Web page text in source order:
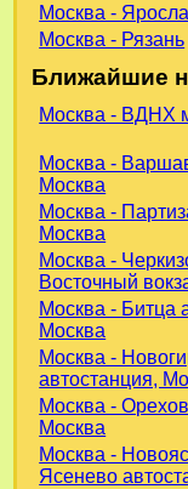
Москва -
Москва - Рязань
Ближайшие
Москва - ВДНХ
Москва -
Москва
Москва -
Москва
Москва -
Восточный
Москва - Битца
Москва
Москва -
автостанция,
Москва -
Москва
Москва -
Ясенево